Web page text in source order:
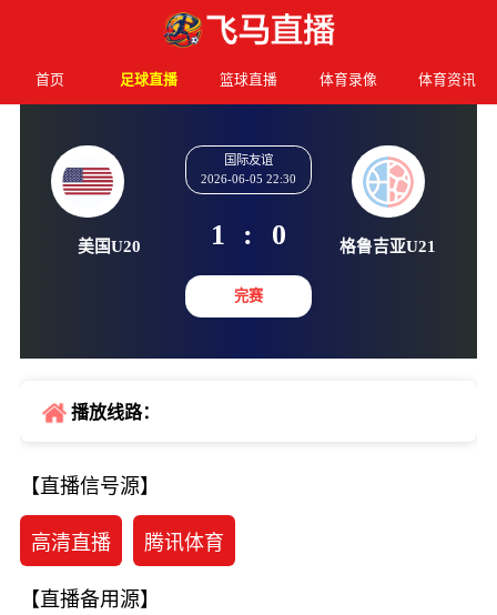
首页 足球直播 篮球直播 体育录像 体育资讯
国际友谊
1 :
完赛
播放线路：
【直播信号源】
高清直播 腾讯体育
【直播备用源】